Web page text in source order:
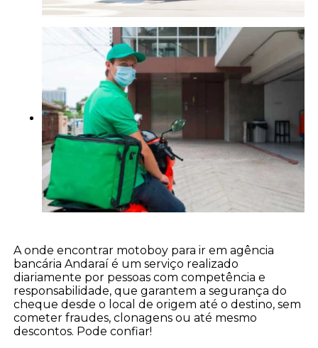
A onde encontrar motoboy para ir em agência
bancária Andaraí é um serviço realizado
diariamente por pessoas com competência e
responsabilidade, que garantem a segurança do
cheque desde o local de origem até o destino, sem
cometer fraudes, clonagens ou até mesmo
descontos. Pode confiar!